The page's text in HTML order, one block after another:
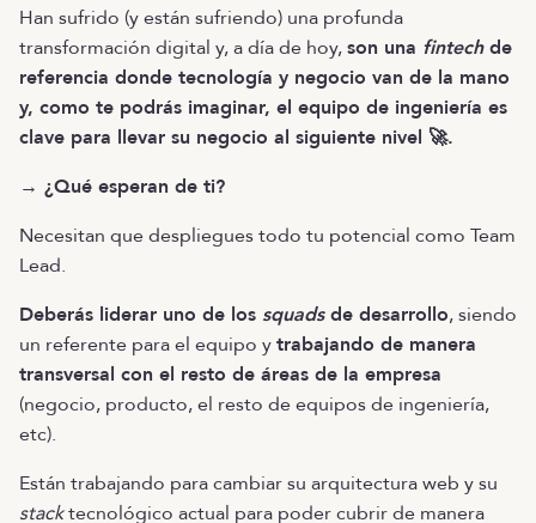
Han sufrido (y están sufriendo) una profunda
transformación digital y, a día de hoy,son una fintechde
referencia donde tecnología y negocio van de la mano
y, como te podrás imaginar, el equipo de ingeniería es
clave para llevar su negocio al siguiente nivel 🚀.
→ ¿Qué esperan de ti?
Necesitan que despliegues todo tu potencial como Team
Lead.
Deberás liderar uno de los squadsde desarrollo, siendo
un referente para el equipo ytrabajando de manera
transversal con el resto de áreas de la empresa
(negocio, producto, el resto de equipos de ingeniería,
etc).
Están trabajando para cambiar su arquitectura web y su
stacktecnológico actual para poder cubrir de manera